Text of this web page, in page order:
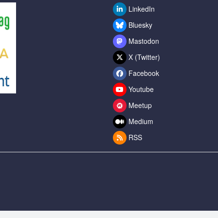
LinkedIn
Bluesky
Mastodon
X (Twitter)
Facebook
Youtube
Meetup
Medium
RSS